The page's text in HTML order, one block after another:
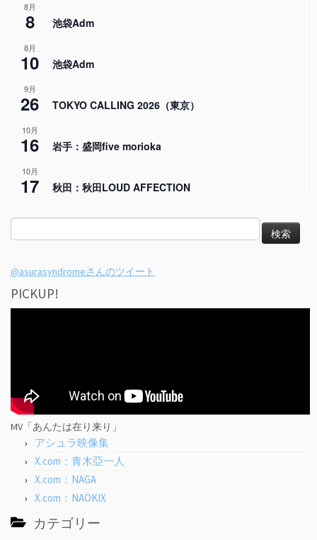
8月
8 池袋Adm
8月
10 池袋Adm
9月
26 TOKYO CALLING 2026（東京）
10月
16 岩手：盛岡five morioka
10月
17 秋田：秋田LOUD AFFECTION
索:
@asurasyndromeさんのツイート
PICKUP!
MV「あんたは在り来り」
アシュラ映像集
X.com：青木亞一人
X.com：NAGA
X.com：NAOKIX
カテゴリー